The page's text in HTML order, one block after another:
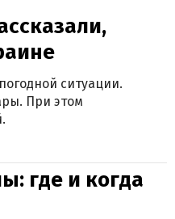
ситуации.
При этом
где и когда